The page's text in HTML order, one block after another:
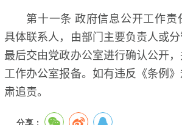
第十一条 政府信息公开工作
具体联系人，由部门主要负责人或分
最后交由党政办公室进行确认公开
工作办公室报备。如有违反《条例
肃追责。
分享：